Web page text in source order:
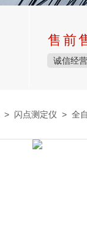
售前
诚信经营
> 闪点测定仪 > 全